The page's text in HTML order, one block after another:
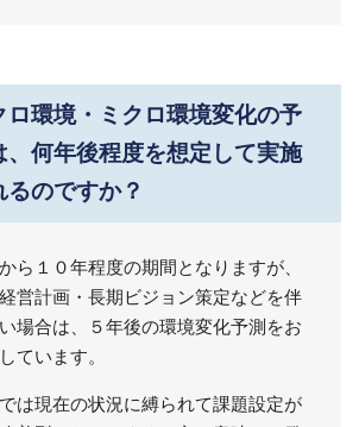
ロ環境・ミクロ環境変化の予
、何年後程度を想定して実施
るのですか？
ら１０年程度の期間となりますが、
営計画・長期ビジョン策定などを伴
場合は、５年後の環境変化予測をお
ています。
は現在の状況に縛られて課題設定が